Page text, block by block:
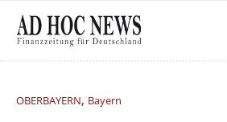
OBERBAYERN, Bayern